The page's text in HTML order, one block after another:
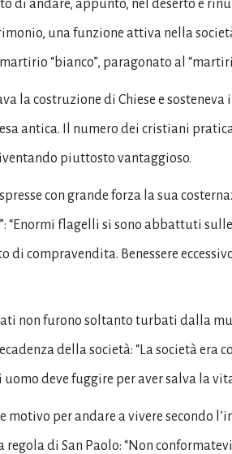
di andare, appunto, nel deserto e
una funzione attiva nella
“bianco”, paragonato al
la costruzione di Chiese e
antica. Il numero dei cristiani
piuttosto vantaggioso.
con grande forza la sua
“Enormi flagelli si sono abbattuti
di compravendita. Benessere
non furono soltanto turbati dalla
della società: “La società era
deve fuggire per aver salva la
per andare a vivere secondo
regola di San Paolo: “Non